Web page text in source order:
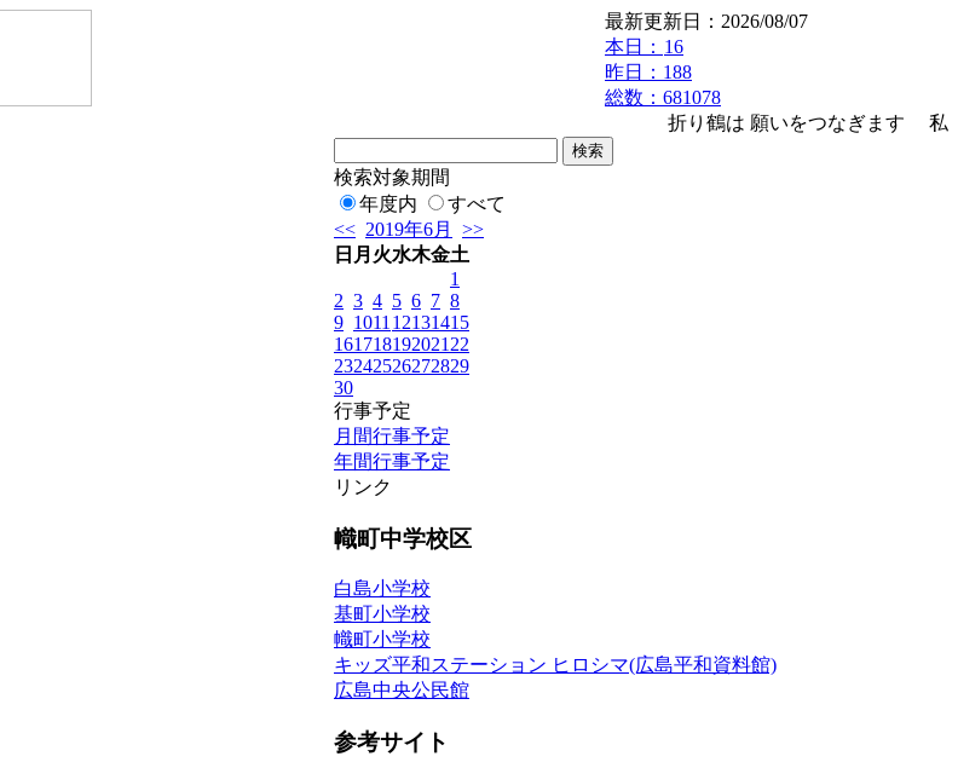
最新更新日：2026/08/07
本日： 16
昨日：188
総数：681078
折り鶴は 願いをつなぎます 私たち
検索対象期間
年度内
すべて
<< 2019年6月
>>
日 月 火水木金土
1
2 3 4 5 6 7 8
9 1011 12131415
161718192021 22
23242526272829
30
行事予定
月間行事予定
年間行事予定
リンク
幟町中学校区
白島小学校
基町小学校
幟町小学校
キッズ平和ステーション ヒロシマ(広島平和資料館)
広島中央公民館
参考サイト